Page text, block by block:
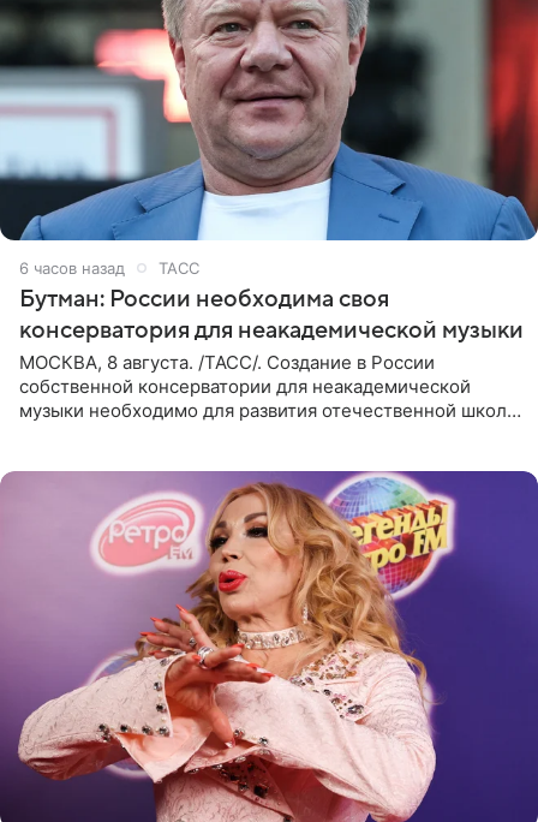
6 часов назад ТАСС
Бутман: России необходима своя
консерватория для неакадемической музыки
МОСКВА, 8 августа. /ТАСС/. Создание в России
собственной консерватории для неакадемической
музыки необходимо для развития отечественной школы